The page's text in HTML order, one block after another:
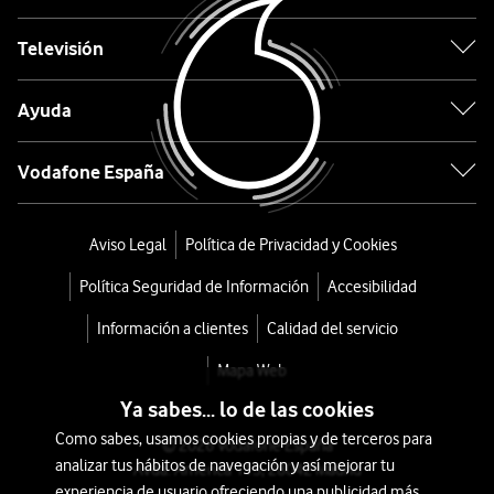
Apple
Watch
SE
con
Televisión
Ayuda
Vodafone España
Aviso Legal Política de Privacidad y Cookies
Política Seguridad de Información Accesibilidad
Información a clientes Calidad del servicio
Mapa Web
© 2026 Vodafone España
Avda. América 115, 28042 Madrid
Ya sabes... lo de las cookies
Como sabes, usamos cookies propias y de terceros para
analizar tus hábitos de navegación y así mejorar tu